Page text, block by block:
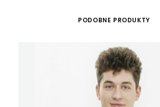
PODOBNE PRODUKTY